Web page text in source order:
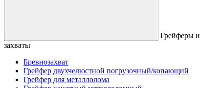
Грейферы и
захваты
Бревнозахват
Грейфер двухчелюстной погрузочный/копающий
Грейфер для металлолома